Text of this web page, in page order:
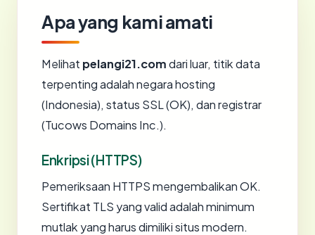
Apa yang kami amati
Melihat pelangi21.comdari luar, titik data
terpenting adalah negara hosting
(Indonesia), status SSL (OK), dan registrar
(Tucows Domains Inc.).
Enkripsi (HTTPS)
Pemeriksaan HTTPS mengembalikan OK.
Sertifikat TLS yang valid adalah minimum
mutlak yang harus dimiliki situs modern.